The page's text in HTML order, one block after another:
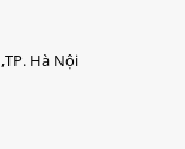
Hà Nội